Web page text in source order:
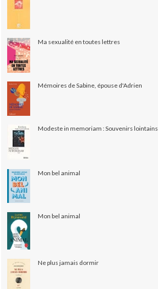
Ma sexualité en toutes lettres
Mémoires de Sabine, épouse d'Adrien
Modeste in memoriam : Souvenirs lointains
Mon bel animal
Mon bel animal
Ne plus jamais dormir